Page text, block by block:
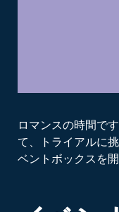
ロマンスの時間で
て、トライアルに
ベントボックスを